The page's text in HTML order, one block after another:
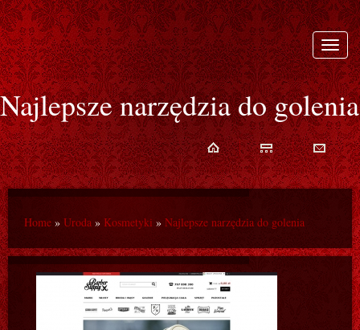
Najlepsze narzędzia do golenia
Home » Uroda » Kosmetyki » Najlepsze narzędzia do golenia